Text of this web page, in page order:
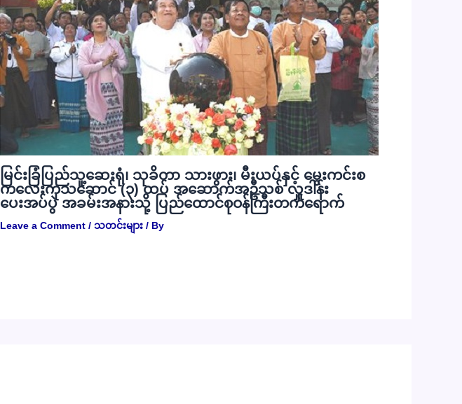
မြင်းခြံပြည်သူ့ဆေးရုံ၊ သုခိတာ သားဖွား၊ မီးယပ်နှင့် မွေးကင်းစ
ကလေးကုသဆောင် (၃) ထပ် အဆောက်အဦသစ် လှူဒါန်း
ပေးအပ်ပွဲ အခမ်းအနားသို့ ပြည်ထောင်စုဝန်ကြီးတက်ရောက်
Leave a Comment / သတင်းများ/ By